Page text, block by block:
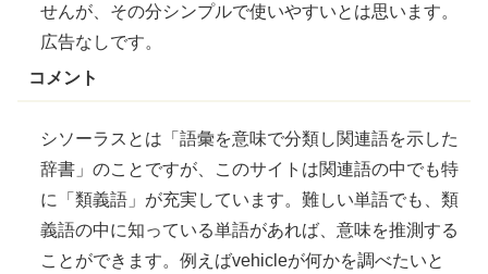
せんが、その分シンプルで使いやすいとは思います。
広告なしです。
コメント
シソーラスとは「 語彙を意味で分類し関連語を示した
辞書」のことですが、このサイトは関連語の中でも特
に「 類義語」が充実 しています。 難しい単語でも、類
義語の中に知っている単語があれば、意味を推測する
ことができます。 例 えばvehicleが何かを調べたいと